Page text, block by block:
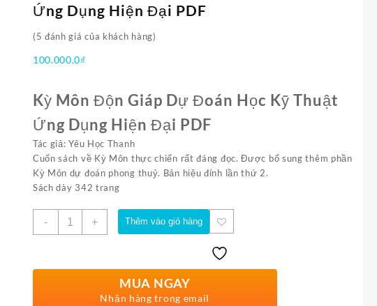
Ứng Dụng Hiện Đại PDF
(5 đánh giá của khách hàng)
100.000,0₫
Kỳ Môn Độn Giáp Dự Đoán Học Kỹ Thuật
Ứng Dụng Hiện Đại PDF
Tác giả: Yêu Học Thanh
Cuốn sách về Kỳ Môn thực chiến rất đáng đọc. Được bổ sung thêm phần
Kỳ Môn dự đoán phong thuỷ. Bản hiệu đính lần thứ 2.
Sách dày 342 trang
- + Thêm vào giỏ hàng
MUA NGAY
Nhận hàng trong email